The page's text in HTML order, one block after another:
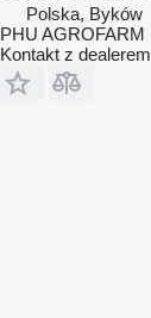
Polska, Byków
PHU AGROFARM
Kontakt z dealerem